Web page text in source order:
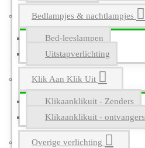
Bedlampjes & nachtlampjes
Bed-leeslampen
Uitstapverlichting
Klik Aan Klik Uit
Klikaanklikuit - Zenders
Klikaanklikuit - ontvangers
Overige verlichting